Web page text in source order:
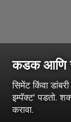
कडक आणि
सिमेंट किंवा
इम्पॅक्ट' पडतो.
करावा.